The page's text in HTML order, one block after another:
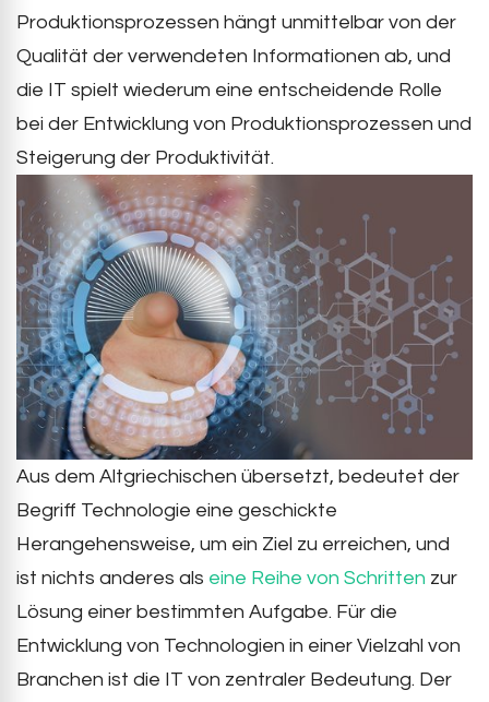
Produktionsprozessen hängt unmittelbar von der
Qualität der verwendeten Informationen ab, und
die IT spielt wiederum eine entscheidende Rolle
bei der Entwicklung von Produktionsprozessen und
Steigerung der Produktivität.
Aus dem Altgriechischen übersetzt, bedeutet der
Begriff Technologie eine geschickte
Herangehensweise, um ein Ziel zu erreichen, und
ist nichts anderes als eine Reihe von Schritten zur
Lösung einer bestimmten Aufgabe. Für die
Entwicklung von Technologien in einer Vielzahl von
Branchen ist die IT von zentraler Bedeutung. Der